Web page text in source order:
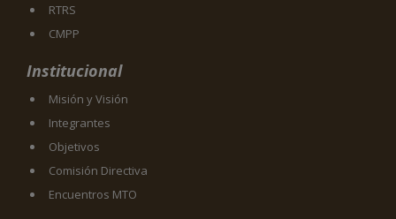
RTRS
CMPP
Institucional
Misión y Visión
Integrantes
Objetivos
Comisión Directiva
Encuentros MTO